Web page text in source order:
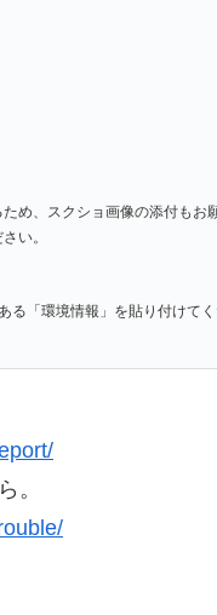
め、スクショ画像の添付もお
い。
「環境情報」を貼り付けてく
。